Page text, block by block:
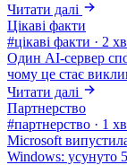
Читати далі
Цікаві факти
#цікаві факти · 2
Один AI-сервер
чому це стає
Читати далі
Партнерство
#партнерство · 1
Microsoft
Windows: усунуто